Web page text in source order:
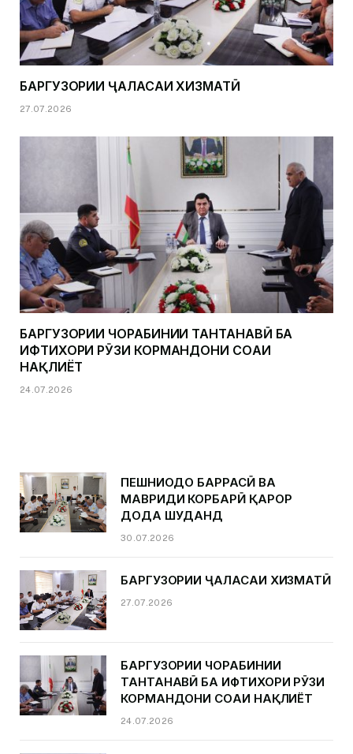
БАРГУЗОРИИ ҶАЛАСАИ ХИЗМАТӢ
27.07.2026
БАРГУЗОРИИ ЧОРАБИНИИ ТАНТАНАВӢ БА
ИФТИХОРИ РӮЗИ КОРМАНДОНИ СОҲАИ
НАҚЛИЁТ
24.07.2026
ПЕШНИҲОДҲО БАРРАСӢ ВА
МАВРИДИ КОРБАРӢ ҚАРОР
ДОДА ШУДАНД
30.07.2026
БАРГУЗОРИИ ҶАЛАСАИ ХИЗМАТӢ
27.07.2026
БАРГУЗОРИИ ЧОРАБИНИИ
ТАНТАНАВӢ БА ИФТИХОРИ РӮЗИ
КОРМАНДОНИ СОҲАИ НАҚЛИЁТ
24.07.2026